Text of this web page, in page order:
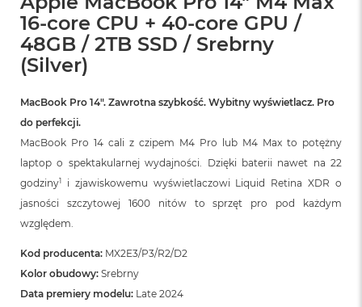
16-core CPU + 40-core GPU /
48GB / 2TB SSD / Srebrny
(Silver)
MacBook Pro 14″. Zawrotna szybkość. Wybitny wyświetlacz. Pro
do perfekcji.
MacBook Pro 14 cali z czipem M4 Pro lub M4 Max to potężny
laptop o spektakularnej wydajności. Dzięki baterii nawet na 22
godziny1
i zjawiskowemu wyświetlaczowi Liquid Retina XDR o
jasności szczytowej 1600 nitów to sprzęt pro pod każdym
względem.
Kod producenta: MX2E3/P3/R2/D2
Kolor obudowy: Srebrny
Data premiery modelu: Late 2024